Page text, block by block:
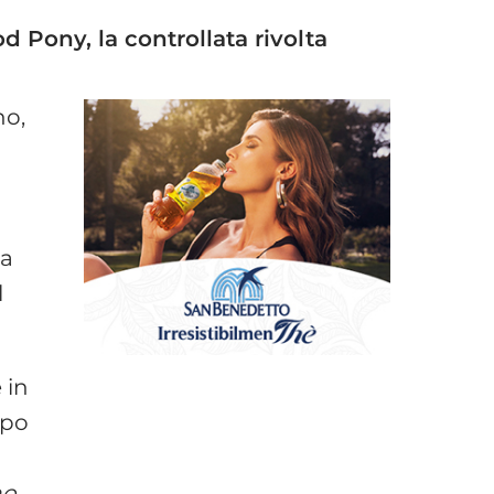
Pony, la controllata rivolta
in